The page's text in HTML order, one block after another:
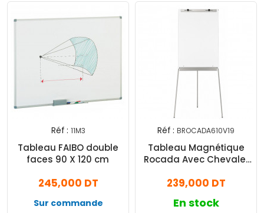
Réf : 11M3
Tableau FAIBO double
faces 90 X 120 cm
245,000 DT
Sur commande
Réf : BROCADA610V19
Tableau Magnétique
Rocada Avec Chevalet
239,000 DT
En stock